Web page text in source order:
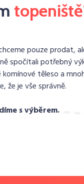
pouze prodat,
spočítali potřebný
těleso a
že je vše správně.
s výběrem.